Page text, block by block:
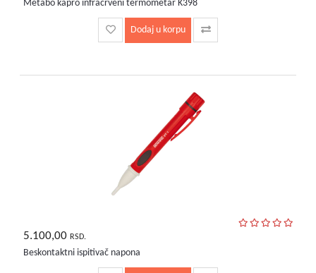
Metabo kapro infracrveni termometar K398
Dodaj u korpu
5.100,00 RSD.
Beskontaktni ispitivač napona